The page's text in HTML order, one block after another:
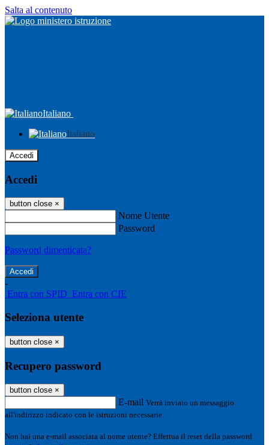
Salta al contenuto
Italiano
Italiano
Accedi
Accedi
button close ×
Nome Utente
Password
Password dimenticata?
-
Entra con SPID Entra con CIE
Seleziona utente
button close ×
Recupero password
button close ×
E-mail Verrà inviato un messaggio
all'indirizzo indicato con le istruzioni necessarie.
Non hai una e-mail associata al nome utente? Effettua il reset della password